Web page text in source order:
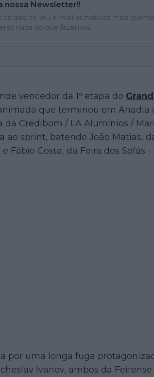
nossa Newsletter!!
os dias no teu e-mail as notícias mais
nada do que fazemos.
vencedor da 1ª etapa do
que terminou em Anadia
da Credibom / LA Alumínios /
ao sprint, batendo João Matias,
Fábio Costa, da Feira dos Sofás -
por uma longa fuga
Ivanov, ambos da